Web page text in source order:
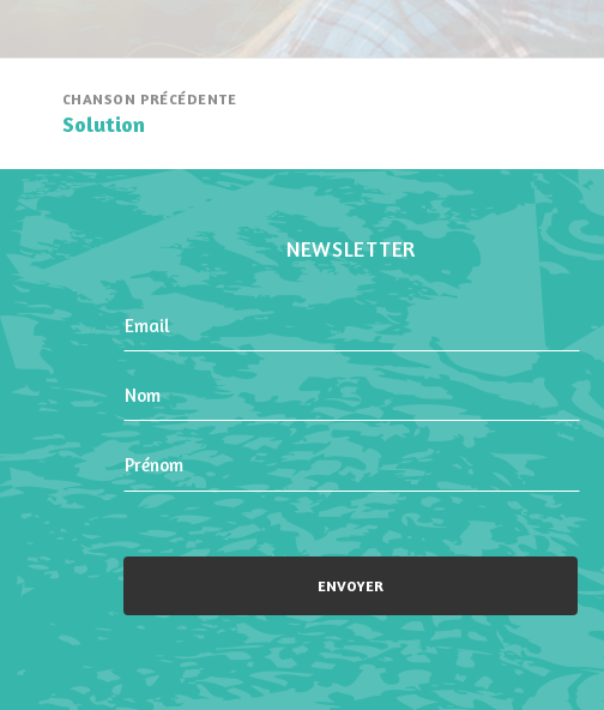
CHANSON PRÉCÉDENTE
Chanson
Solution
NEWSLETTER
Please leave this field empty.